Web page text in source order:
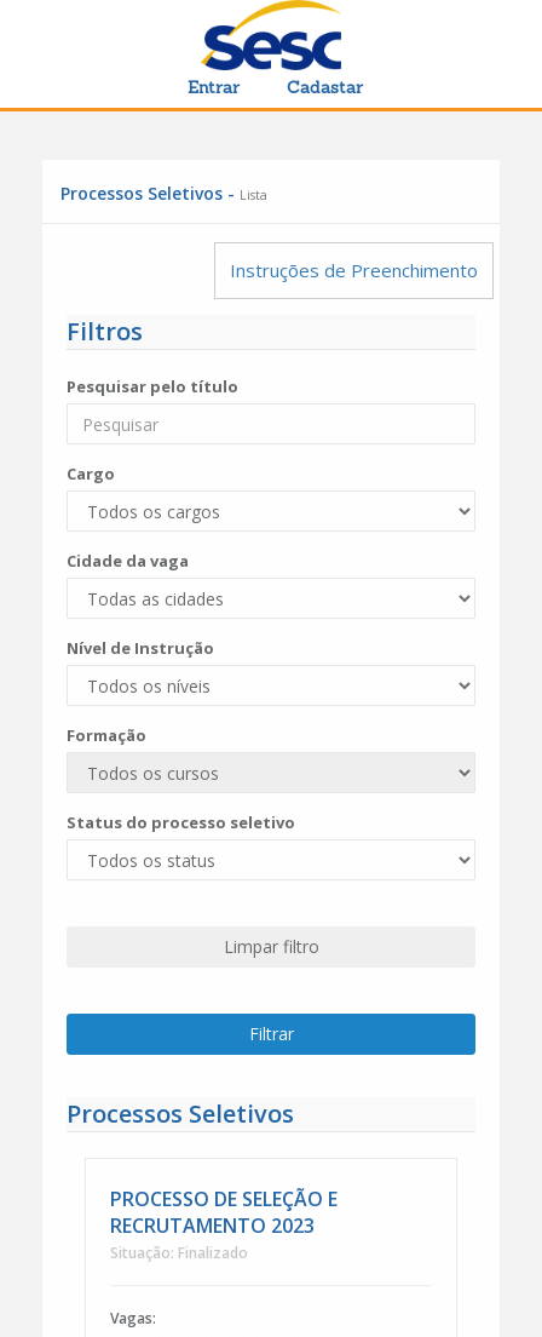
Entrar Cadastar
Processos Seletivos - Lista
Instruções de Preenchimento
Filtros
Pesquisar pelo título
Cargo
Cidade da vaga
Nível de Instrução
Formação
Status do processo seletivo
Limpar filtro
Filtrar
Processos Seletivos
PROCESSO DE SELEÇÃO E
RECRUTAMENTO 2023
Situação: Finalizado
Vagas: